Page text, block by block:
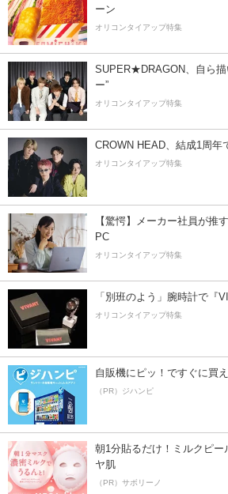
ーン
オリコンタイアップ特集
SUPER★DRAGON、自ら描
ー”
オリコンタイアップ特集
CROWN HEAD、結成1周年
オリコンタイアップ特集
【驚愕】メーカー社員が推
PC
オリコンタイアップ特集
「別班のよう」腕時計で『
オリコンタイアップ特集
自販機にピッ！ですぐに買
（PR）ジハンピ
朝1分貼るだけ！ミルクピ
ヤ肌
（PR）サボリーノ